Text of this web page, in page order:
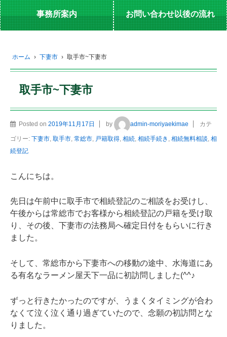
事務所案内 お問い合わせ以後の流れ
ホーム › 下妻市 › 取手市~下妻市
取手市~下妻市
Posted on 2019年11月17日 by admin-moriyaekimae カテ
ゴリー: 下妻市, 取手市, 常総市, 戸籍取得, 相続, 相続手続き , 相続無料相談, 相
続登記
こんにちは。
先日は午前中に取手市で相続登記のご相談をお受けし、
午後からは常総市でお客様から相続登記の戸籍を受け取
り、その後、下妻市の法務局へ確定日付をもらいに行き
ました。
そして、常総市から下妻市への移動の途中、水海道にあ
る有名なラーメン屋天下一品に初訪問しました(^^♪
ずっと行きたかったのですが、うまくタイミングが合わ
なくて泣く泣く通り過ぎていたので、念願の初訪問とな
りました。